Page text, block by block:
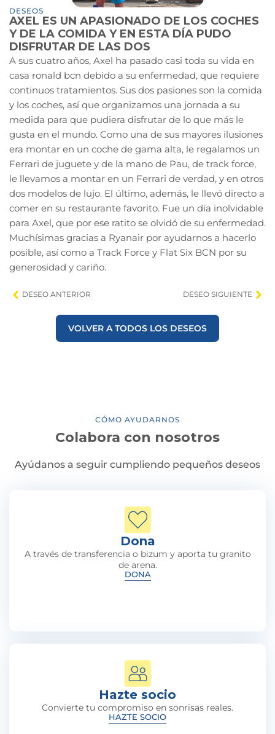
DESEOS
AXEL ES UN APASIONADO DE LOS COCHES
Y DE LA COMIDA Y EN ESTA DÍA PUDO
DISFRUTAR DE LAS DOS
A sus cuatro años, Axel ha pasado casi toda su vida en
casa ronald bcn debido a su enfermedad, que requiere
continuos tratamientos. Sus dos pasiones son la comida
y los coches, así que organizamos una jornada a su
medida para que pudiera disfrutar de lo que más le
gusta en el mundo. Como una de sus mayores ilusiones
era montar en un coche de gama alta, le regalamos un
Ferrari de juguete y de la mano de Pau, de track force,
le llevamos a montar en un Ferrari de verdad, y en otros
dos modelos de lujo. El último, además, le llevó directo a
comer en su restaurante favorito. Fue un día inolvidable
para Axel, que por ese ratito se olvidó de su enfermedad.
Muchísimas gracias a Ryanair por ayudarnos a hacerlo
posible, así como a Track Force y Flat Six BCN por su
generosidad y cariño.
DESEO ANTERIOR DESEO SIGUIENTE
VOLVER A TODOS LOS DESEOS
CÓMO AYUDARNOS
Colabora con nosotros
Ayúdanos a seguir cumpliendo pequeños deseos
Dona
A través de transferencia o bizum y aporta tu granito
de arena.
DONA
Hazte socio
Convierte tu compromiso en sonrisas reales.
HAZTE SOCIO